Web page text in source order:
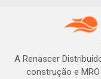
A Renascer
construção e